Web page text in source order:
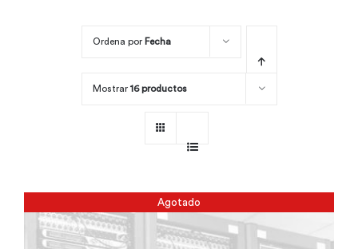
Ordena por Fecha
Mostrar 16 productos
Agotado